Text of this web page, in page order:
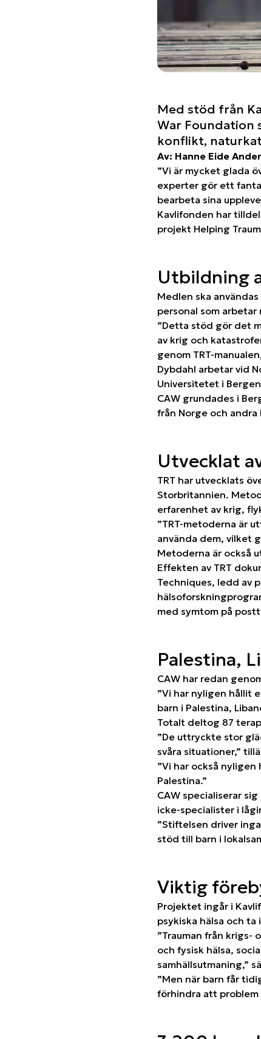
Med stöd från
War Foundation
konflikt,
Av: Hanne Eide
”Vi är mycket glada
experter gör ett
bearbeta sina
Kavlifonden har
projekt Helping
Utbildning
Medlen ska
personal som
”Detta stöd gör det
av krig och
genom TRT-
Dybdahl arbetar vid
Universitetet i
CAW grundades i
från Norge och
Utvecklat
TRT har utvecklats
Storbritannien.
erfarenhet av krig,
”TRT-metoderna är
använda dem, vilket
Metoderna är också
Effekten av TRT
Techniques, ledd av
med symtom på
Palestina,
CAW har redan
”Vi har nyligen hållit
barn i Palestina,
Totalt deltog 87
”De uttryckte stor
svåra situationer,”
”Vi har också
Palestina.”
CAW specialiserar
icke-specialister i
”Stiftelsen driver
stöd till barn i
Viktig
Projektet ingår i
psykiska hälsa och
”Trauman från krigs-
och fysisk hälsa,
samhällsutmaning,”
”Men när barn får
förhindra att problem